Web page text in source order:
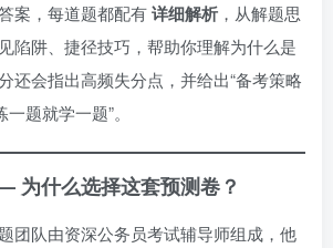
案，每道题都配有详细解析 ，从解题思
陷阱、捷径技巧，帮助你理解为什么是
还会指出高频失分点，并给出“备考策略
题就学一题”。
为什么选择这套预测卷？
团队由资深公务员考试辅导师组成，他